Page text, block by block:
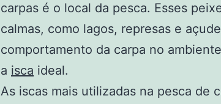
carpas é o local da pesca. Esses
calmas, como lagos, represas e
comportamento da carpa no
a isca ideal.
As iscas mais utilizadas na pesca de